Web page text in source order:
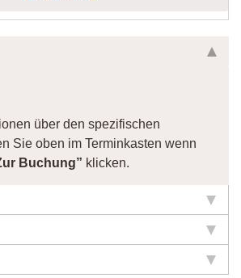
über den spezifischen
Sie oben im Terminkasten wenn
Buchung” klicken.